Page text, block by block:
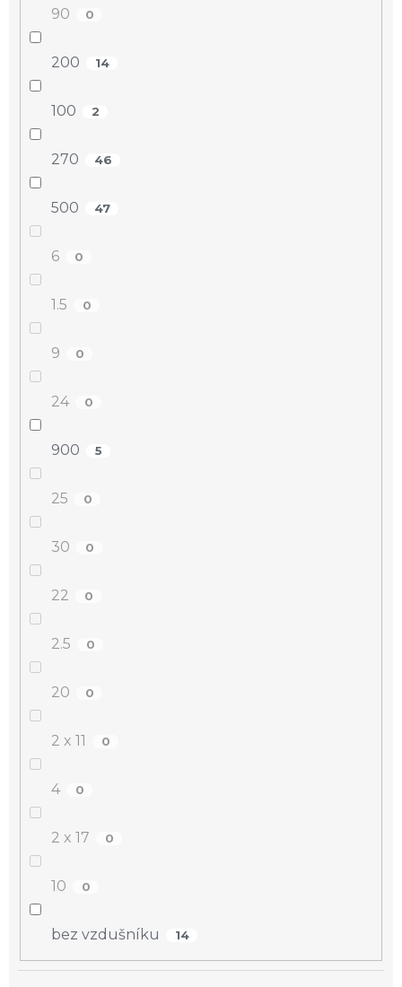
90 0
200 14
100 2
270 46
500 47
6 0
1.5 0
9 0
24 0
900 5
25 0
30 0
22 0
2.5 0
20 0
2 x 11 0
4 0
2 x 17 0
10 0
bez vzdušníku 14